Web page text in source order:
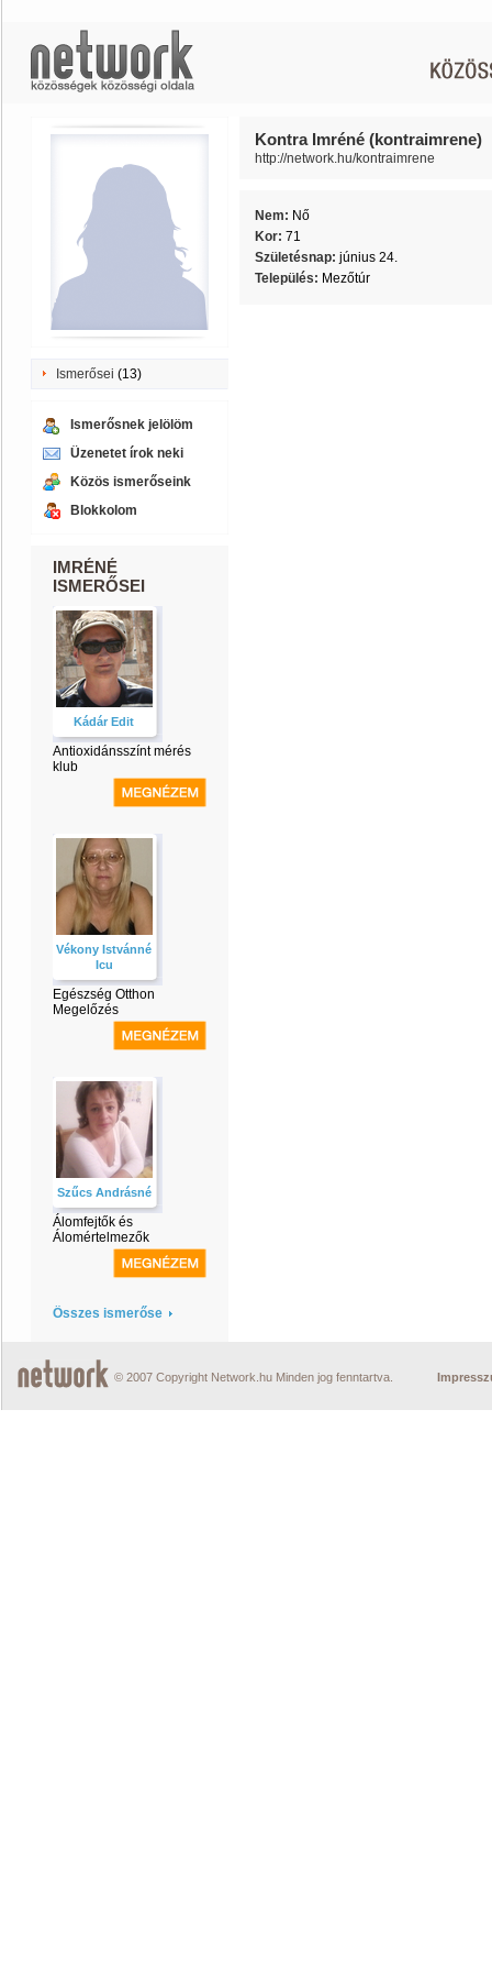
Ismerősei (13)
Ismerősnek jelölöm
Üzenetet írok neki
Közös ismerőseink
Blokkolom
IMRÉNÉ
ISMERŐSEI
Kádár Edit
Antioxidánsszínt mérés
klub
Vékony Istvánné
Icu
Egészség Otthon
Megelőzés
Szűcs Andrásné
Álomfejtők és
Álomértelmezők
Összes ismerőse
Kontra Imréné (kontraimrene)
http://network.hu/kontraimrene
Nem: Nő
Kor: 71
Születésnap: június 24.
Település: Mezőtúr
© 2007 Copyright Network.hu Minden jog fenntartva.